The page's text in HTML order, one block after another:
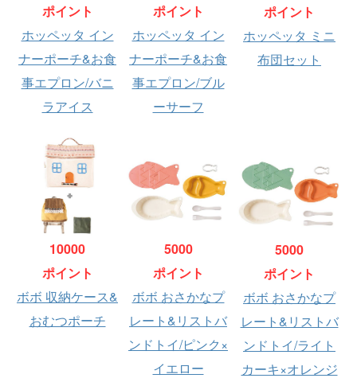
ポイント
ホッペッタ イン
ナーポーチ&お食
事エプロン/バニ
ラアイス
ポイント
ホッペッタ イン
ナーポーチ&お食
事エプロン/ブル
ーサーフ
ポイント
ホッペッタ ミニ
布団セット
10000
ポイント
ボボ 収納ケース&
おむつポーチ
5000
ポイント
ボボ おさかなプ
レート&リストバ
ンドトイ/ピンク×
イエロー
5000
ポイント
ボボ おさかなプ
レート&リストバ
ンドトイ/ライト
カーキ×オレンジ